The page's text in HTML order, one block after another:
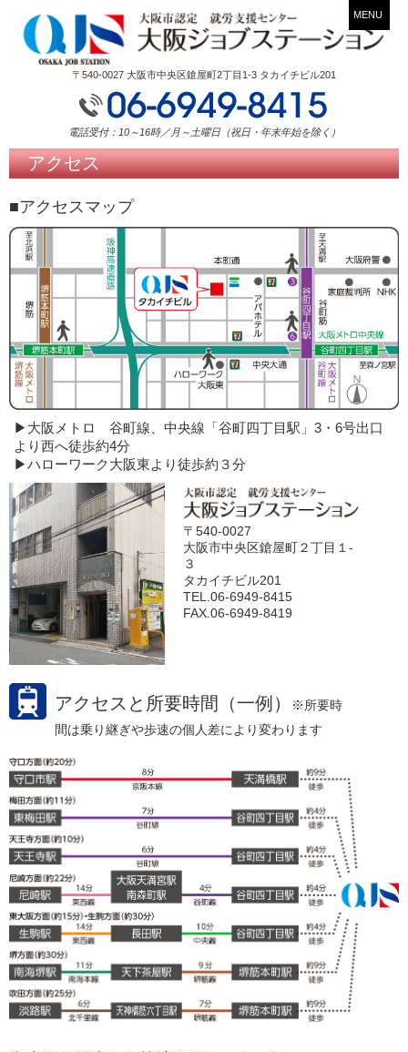
〒540-0027 大阪市中央区鎗屋町2丁目1-3 タカイチビル201
電話受付：10～16時／月～土曜日（祝日・年末年始を除く）
アクセス
■アクセスマップ
▶大阪メトロ 谷町線、中央線「谷町四丁目駅」3・6号出口
より西へ徒歩約4分
▶ハローワーク大阪東より徒歩約３分
〒540-0027
大阪市中央区鎗屋町２丁目１-
３
タカイチビル201
TEL.06-6949-8415
FAX.06-6949-8419
アクセスと所要時間（一例）
※所要時
間は乗り継ぎや歩速の個人差により変わります
MENU